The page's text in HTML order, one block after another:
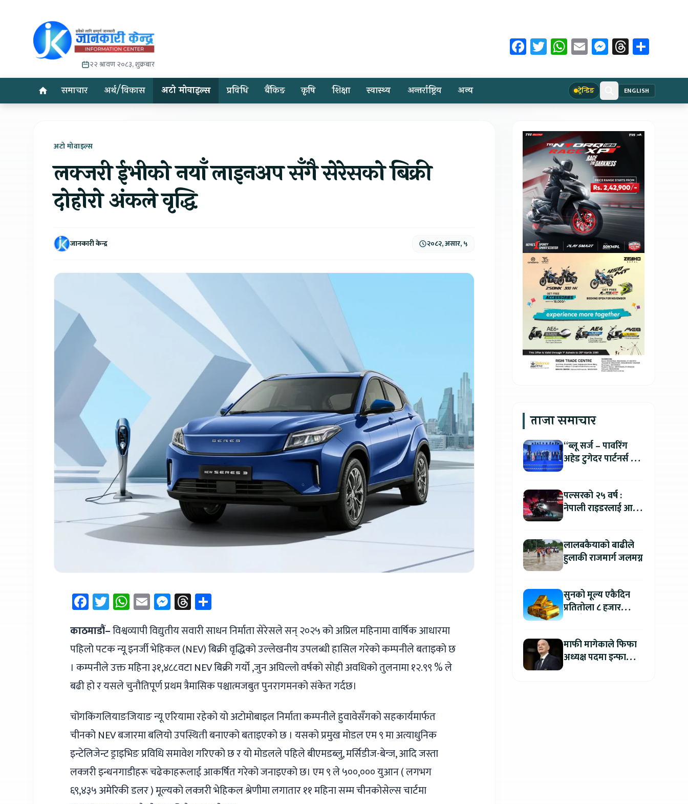
२२ श्रावण २०८३, शुक्रबार
Facebook
Twitter
WhatsApp
EmailMessenger
Threads
समाचार अर्थ/विकास अटो मोवाइल्स प्रविधि बैंकिङ कृषि शिक्षा स्वास्थ्य अन्तर्राष्ट्रिय अन्य ट्रेन्डिङ ENGLISH
अटो मोवाइल्स
लक्जरी ईभीको नयाँ लाइनअप सँगै सेरेसको बिक्री
दोहोरो अंकले वृद्धि
जानकारी केन्द्र २०८२, असार, ५
Facebook
Twitter
WhatsApp
EmailMessenger
Threads
काठमाडौं–विश्वव्यापी विद्युतीय सवारी साधन निर्माता सेरेसले सन् २०२५ को अप्रिल महिनामा वार्षिक आधारमा
पहिलो पटक न्यू इनर्जी भेहिकल (NEV) बिक्री वृद्धिको उल्लेखनीय उपलब्धी हासिल गरेको कम्पनीले बताइको छ
। कम्पनीले उक्त महिना ३१,४८८वटा NEV बिक्री गर्यो ,जुन अघिल्लो वर्षको सोही अवधिको तुलनामा १२.९९ % ले
बढी हो र यसले चुनौतिपूर्ण प्रथम त्रैमासिक पश्चात्मजबुत पुनरागमनको संकेत गर्दछ।
चोंगकिंगलियाङजियाङ न्यू एरियामा रहेको यो अटोमोबाइल निर्माता कम्पनीले हुवावेसँगको सहकार्यमार्फत
चीनको NEV बजारमा बलियो उपस्थिती बनाएको बताइएको छ । यसको प्रमुख मोडल एम ९ मा अत्याधुनिक
इन्टेलिजेन्ट ड्राइभिङ प्रविधि समावेश गरिएको छ र यो मोडलले पहिले बीएमडब्लु, मर्सिडीज-बेन्ज, आदि जस्ता
लक्जरी इन्धनगाडीहरू चढेकाहरूलाई आकर्षित गरेको जनाइएको छ। एम ९ ले ५००,००० युआन ( लगभग
६९,४३५ अमेरिकी डलर ) मूल्यको लक्जरी भेहिकल श्रेणीमा लगातार ११ महिना सम्म चीनकोसेल्स चार्टमा
ताजा समाचार
“ब्लू सर्ज – पावरिंग
अहेड टुगेदर पार्टनर्स मीट
यामाहाको घोषणा
पल्सरको २५ वर्ष :
नेपाली राइडरलाई आफ्नै
सुनौलो अवसर
लालबकैयाको बाढीले
हुलाकी राजमार्ग जलमग्न
सुनको मूल्य एकैदिन
प्रतितोला ८ हजार
माफी मागेकाले फिफा
अध्यक्ष पदमा इन्फान्टिनो